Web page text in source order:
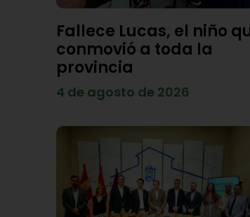
Fallece Lucas, el niño
conmovió a toda la
provincia
4 de agosto de 2026